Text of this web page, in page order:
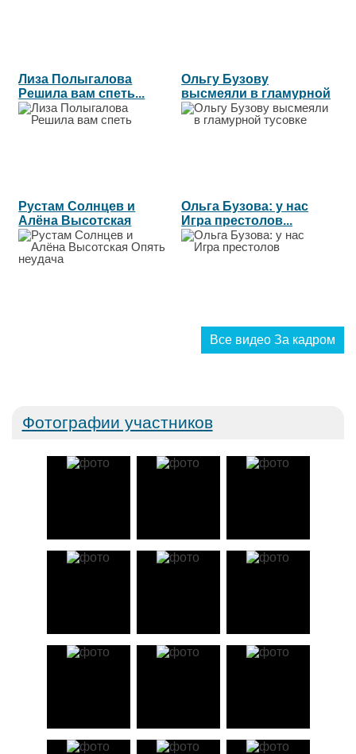
Лиза Полыгалова
Решила вам спеть...
Ольгу Бузову
высмеяли в гламурной
тусовке...
Рустам Солнцев и
Алёна Высотская
Опять неудача...
Ольга Бузова: у нас
Игра престолов...
Все видео За кадром
Фотографии участников